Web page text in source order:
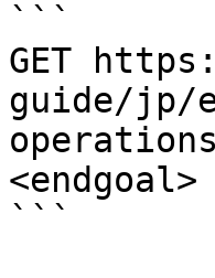
```
GET
guide/jp/
<endgoal>
```